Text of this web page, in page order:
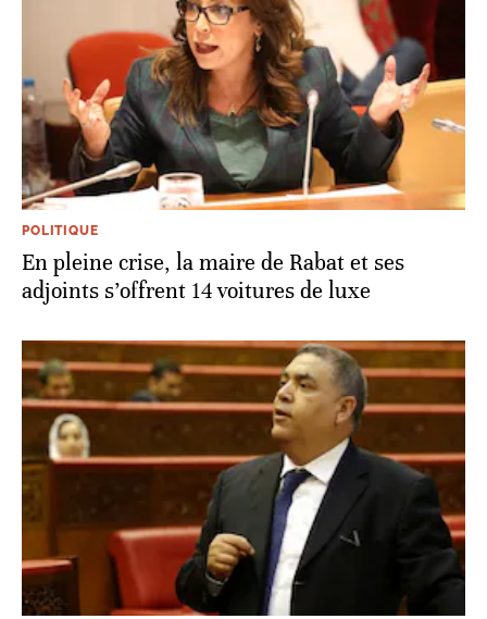
POLITIQUE
En pleine crise, la maire de Rabat et ses
adjoints s’offrent 14 voitures de luxe